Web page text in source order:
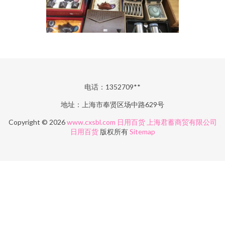
电话：1352709**
地址：上海市奉贤区场中路629号
Copyright © 2026www.cxsbl.com 日用百货 上海君蓄商贸有限公司
日用百货版权所有Sitemap